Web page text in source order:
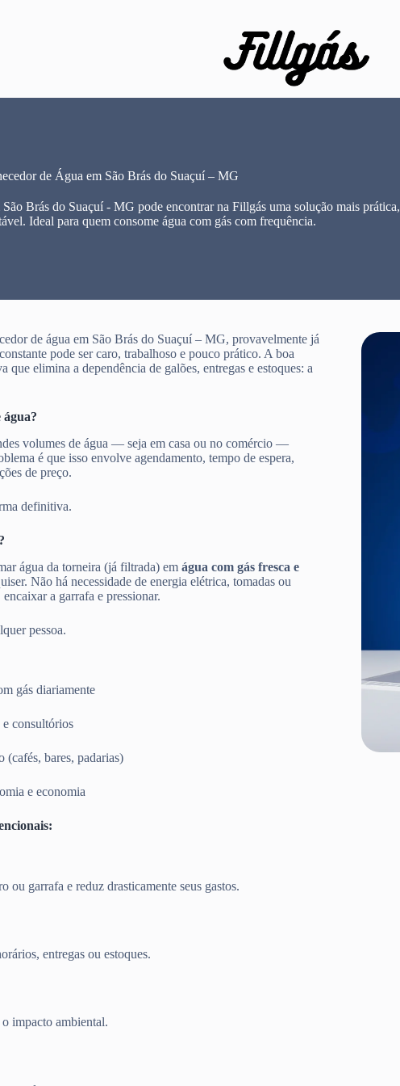
de Água em São Brás do Suaçuí – MG
Brás do Suaçuí - MG pode encontrar na Fillgás uma solução mais prática,
Ideal para quem consome água com gás com frequência.
de água em São Brás do Suaçuí – MG, provavelmente já
pode ser caro, trabalhoso e pouco prático. A boa
que elimina a dependência de galões, entregas e estoques: a
volumes de água — seja em casa ou no comércio —
é que isso envolve agendamento, tempo de espera,
de preço.
definitiva.
água da torneira (já filtrada) em água com gás fresca e
Não há necessidade de energia elétrica, tomadas ou
a garrafa e pressionar.
pessoa.
gás diariamente
e consultórios
(cafés, bares, padarias)
e economia
ou garrafa e reduz drasticamente seus gastos.
entregas ou estoques.
impacto ambiental.